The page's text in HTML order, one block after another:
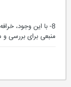
8- با این وجود،
منبعی برای بررسی و